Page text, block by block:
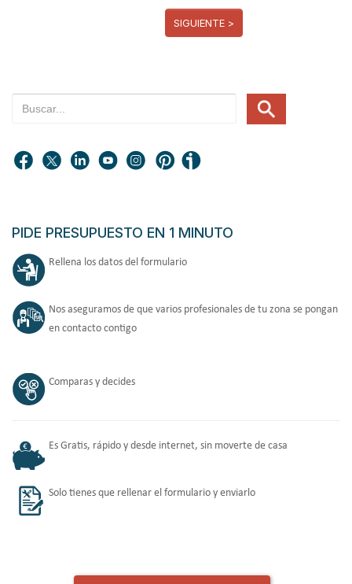
SIGUIENTE >
PIDE PRESUPUESTO EN 1 MINUTO
Rellena los datos del formulario
Nos aseguramos de que varios profesionales de tu zona se pongan
en contacto contigo
Comparas y decides
Es Gratis, rápido y desde internet, sin moverte de casa
Solo tienes que rellenar el formulario y enviarlo